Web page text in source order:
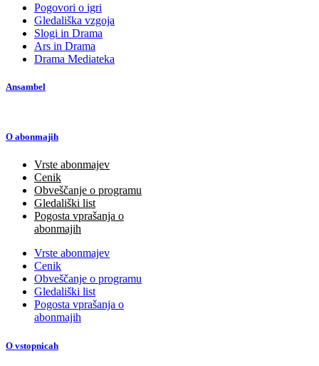
Pogovori o igri
Gledališka vzgoja
Slogi in Drama
Ars in Drama
Drama Mediateka
Ansambel
O abonmajih
Vrste abonmajev
Cenik
Obveščanje o programu
Gledališki list
Pogosta vprašanja o
abonmajih
Vrste abonmajev
Cenik
Obveščanje o programu
Gledališki list
Pogosta vprašanja o
abonmajih
O vstopnicah